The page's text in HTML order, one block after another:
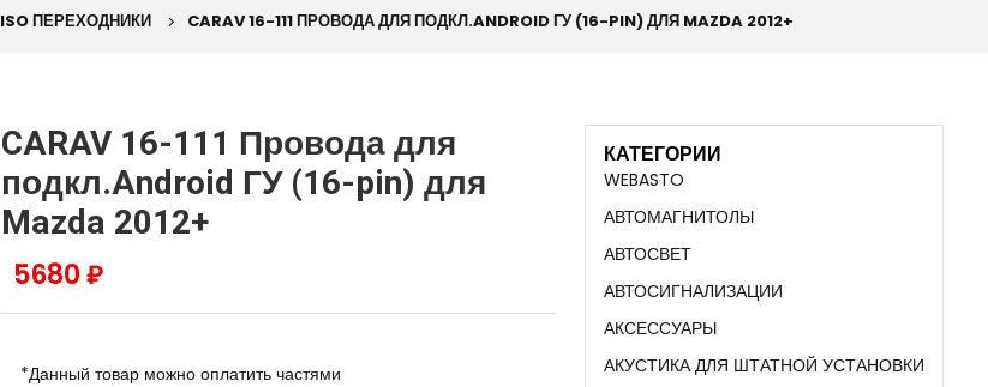
ISO ПЕРЕХОДНИКИ CARAV 16-111 ПРОВОДА ДЛЯ ПОДКЛ.ANDROID ГУ (16-PIN) ДЛЯ MAZDA 2012+
CARAV 16-111 Провода для
подкл.Android ГУ (16-pin) для
Mazda 2012+
5680 ₽
*Данный товар можно оплатить частями
КАТЕГОРИИ
WEBASTO
АВТОМАГНИТОЛЫ
АВТОСВЕТ
АВТОСИГНАЛИЗАЦИИ
АКСЕССУАРЫ
АКУСТИКА ДЛЯ ШТАТНОЙ УСТАНОВКИ